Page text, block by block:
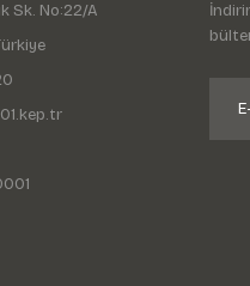
Sk. No:22/A